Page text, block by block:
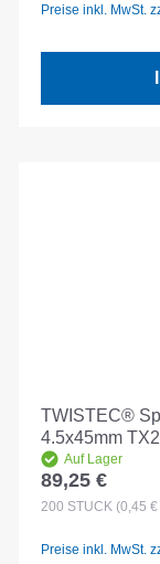
Preise inkl. MwSt.
TWISTEC®
4.5x45mm
Auf Lager
Regulärer
89,25 €
200 STÜCK (0,45
Preise inkl. MwSt.